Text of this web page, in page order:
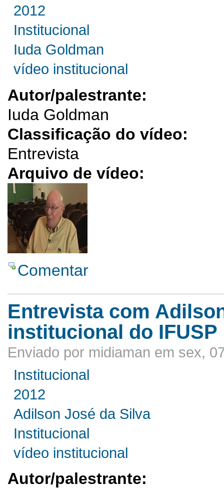
2012
Institucional
Iuda Goldman
vídeo institucional
Autor/palestrante:
Iuda Goldman
Classificação do vídeo:
Entrevista
Arquivo de vídeo:
Comentar
Entrevista com
institucional do IFUSP
Enviado por midiaman em sex,
Institucional
2012
Adilson José da Silva
Institucional
vídeo institucional
Autor/palestrante: